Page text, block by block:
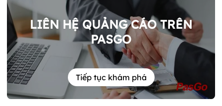
LIÊN HỆ QUẢNG CÁO TRÊN
PASGO
Tiếp tục khám phá